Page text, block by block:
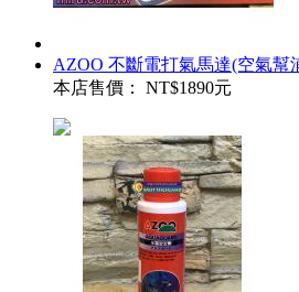
AZOO 不斷電打氣馬達(空氣幫
本店售價： NT$1890元